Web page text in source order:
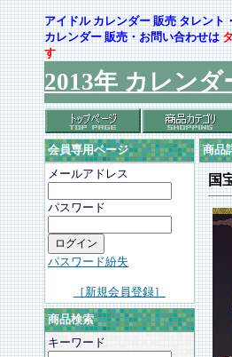
アイドル カレンダー 販売 タレン
カレンダー 販売・お問い合わせは
す
2013年 カレンダ
会員専用ページ
メールアドレス
パスワード
パスワード紛失
［新規会員登録］
商品検索
キーワード
商品
国